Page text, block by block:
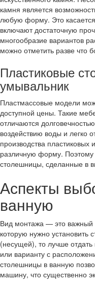
камня является
любую форму. Это
включают достаточную
многообразие вариантов
можно отметить разве что
Пластиковые
умывальник
Пластмассовые модели
доступной цены. Такие
отличаются
воздействию воды и легко
производства пластиковых
различную форму. Поэтому
столешницы, сделанные в
Аспекты
ванную
Вид монтажа — это важный
которую нужно установить
(несущей), то лучше
или варианту с
столешницы в ванную
машину, что существенно